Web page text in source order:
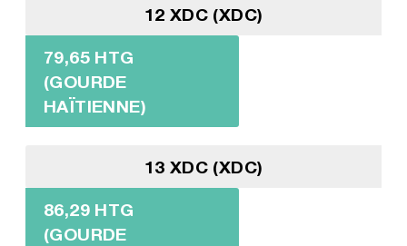
12 XDC (XDC)
79,65 HTG
(GOURDE
HAÏTIENNE)
13 XDC (XDC)
86,29 HTG
(GOURDE